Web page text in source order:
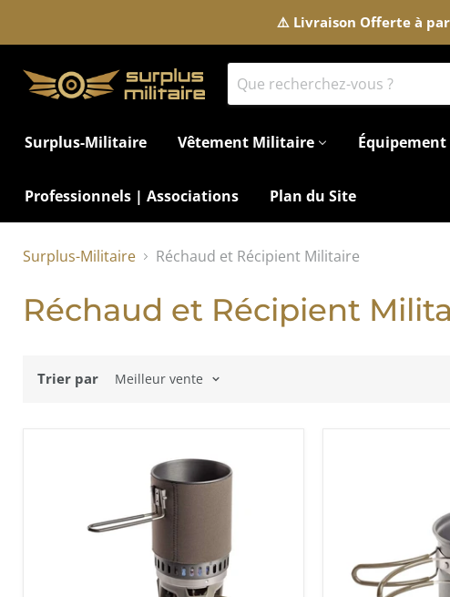
⚠️ Livraison Offerte à
Surplus-Militaire Vêtement Militaire
Professionnels | Associations Plan du Site
Surplus-Militaire Réchaud et Récipient Militaire
Réchaud et Récipient
Trier par